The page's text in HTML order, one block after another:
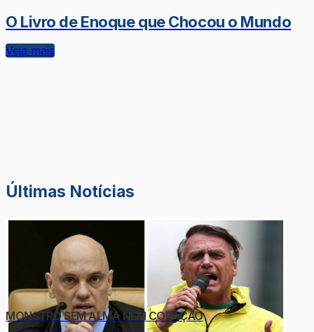
O Livro de Enoque que Chocou o Mundo
Veja mais
Últimas Notícias
MONSTRO SEM ALMA NEM CORAÇÃO